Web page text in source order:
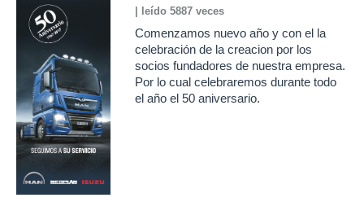
| leído 5887veces
Comenzamos nuevo año y con el la
celebración de la creacion por los
socios fundadores de nuestra empresa.
Por lo cual celebraremos durante todo
el año el 50 aniversario.